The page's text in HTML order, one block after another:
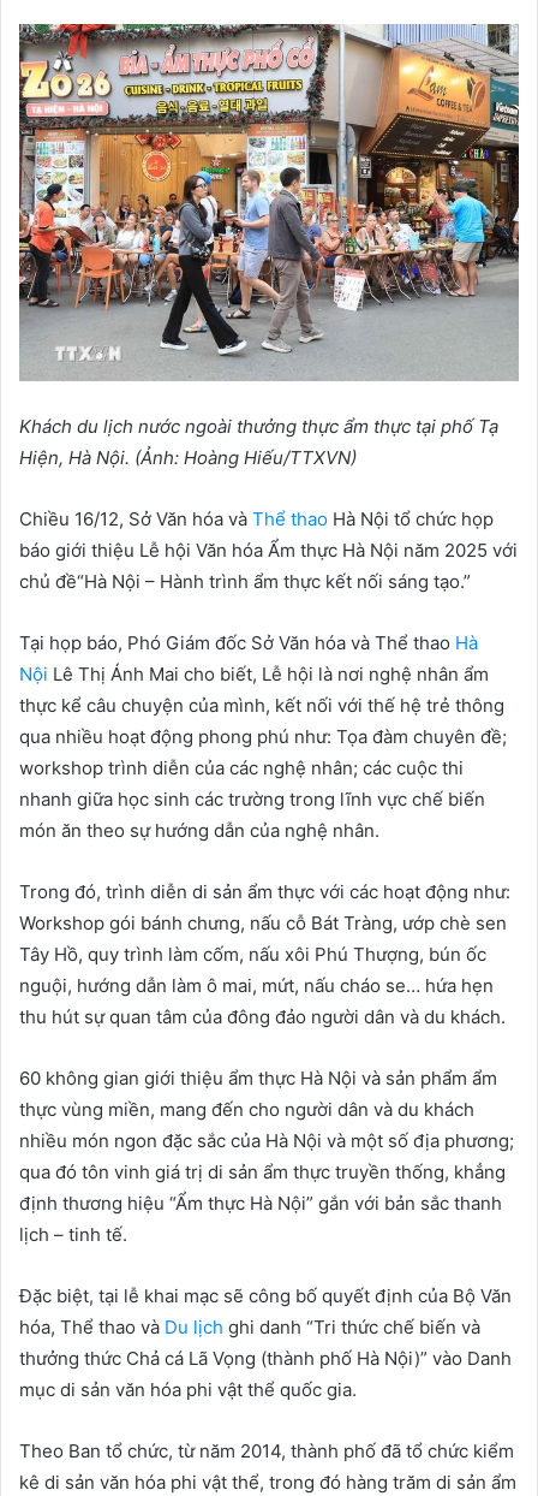
Khách du lịch nước ngoài thưởng thực ẩm thực tại phốTạ
Hiện, Hà Nội. (Ảnh: Hoàng Hiếu/TTXVN)
Chiều 16/12, Sở Văn hóa và Thể thao Hà Nội tổ chức họp
báo giới thiệu Lễ hội Văn hóa Ẩm thực Hà Nội năm 2025 với
chủ đề“Hà Nội – Hành trình ẩm thực kết nối sáng tạo.”
Tại họp báo, Phó Giám đốc Sở Văn hóa và Thể thao Hà
Nội Lê Thị Ánh Mai cho biết, Lễ hội là nơi nghệ nhân ẩm
thực kể câu chuyện của mình, kết nối với thế hệ trẻ thông
qua nhiều hoạt động phong phú như: Tọa đàm chuyên đề;
workshop trình diễn của các nghệ nhân; các cuộc thi
nhanh giữa học sinh các trường trong lĩnh vực chế biến
món ăn theo sự hướng dẫn của nghệ nhân.
Trong đó, trình diễn di sản ẩm thực với các hoạt động như:
Workshop gói bánh chưng, nấu cỗ Bát Tràng, ướp chè sen
Tây Hồ, quy trình làm cốm, nấu xôi Phú Thượng, bún ốc
nguội, hướng dẫn làm ô mai, mứt, nấu cháo se… hứa hẹn
thu hút sự quan tâm của đông đảo người dân và du khách.
60 không gian giới thiệu ẩm thực Hà Nội và sản phẩm ẩm
thực vùng miền, mang đến cho người dân và du khách
nhiều món ngon đặc sắc của Hà Nội và một số địa phương;
qua đó tôn vinh giá trị di sản ẩm thực truyền thống, khẳng
định thương hiệu “Ẩm thực Hà Nội” gắn với bản sắc thanh
lịch – tinh tế.
Đặc biệt, tại lễ khai mạc sẽ công bố quyết định của Bộ Văn
hóa, Thể thao và Du lịch ghi danh “Tri thức chế biến và
thưởng thức Chả cá Lã Vọng (thành phố Hà Nội)” vào Danh
mục di sản văn hóa phi vật thể quốc gia.
Theo Ban tổ chức, từ năm 2014, thành phố đã tổ chức kiểm
kê di sản văn hóa phi vật thể, trong đó hàng trăm di sản ẩm